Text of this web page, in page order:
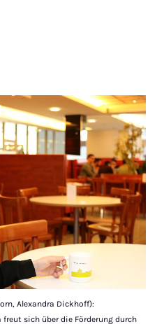
Alexandra Dickhoff):
sich über die Förderung durch